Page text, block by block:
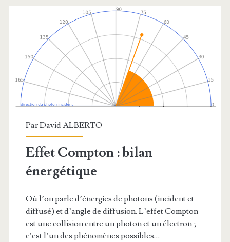
ParDavid ALBERTO
Effet Compton : bilan
énergétique
Où l’on parle d’énergies de photons (incident et
diffusé) et d’angle de diffusion. L’effet Compton
est une collision entre un photon et un électron ;
c’est l’un des phénomènes possibles…